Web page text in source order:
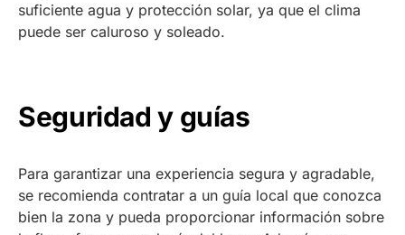
suficiente agua y protección solar, ya que el clima
puede ser caluroso y soleado.
Seguridad y guías
Para garantizar una experiencia segura y agradable,
se recomienda contratar a un guía local que conozca
bien la zona y pueda proporcionar información sobre